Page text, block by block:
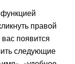
правой
появится
следующие